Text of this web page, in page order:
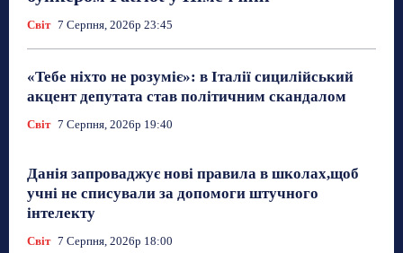
Світ 7 Серпня, 2026р 23:45
«Тебе ніхто не розуміє»: в Італії сицилійський
акцент депутата став політичним скандалом
Світ 7 Серпня, 2026р 19:40
Данія запроваджує нові правила в школах,щоб
учні не списували за допомоги штучного
інтелекту
Світ 7 Серпня, 2026р 18:00